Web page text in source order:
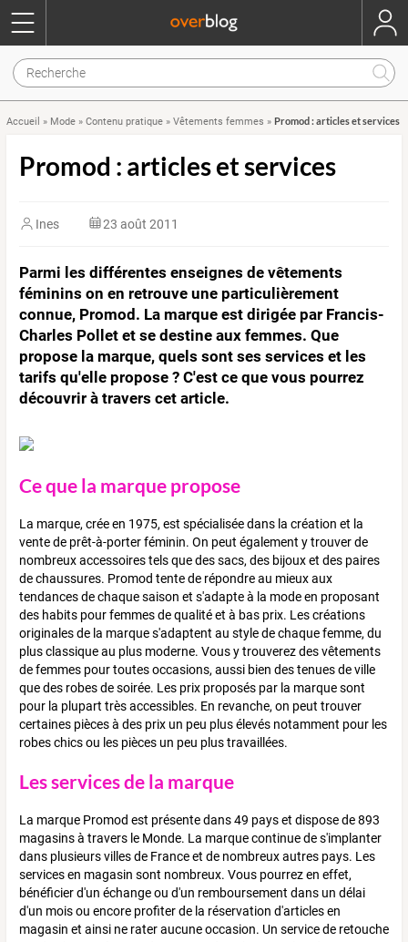
Accueil » Mode » Contenu pratique » Vêtements femmes » Promod : articles et services
Promod : articles et services
Ines 23 août 2011
Parmi les différentes enseignes de vêtements
féminins on en retrouve une particulièrement
connue, Promod. La marque est dirigée par Francis-
Charles Pollet et se destine aux femmes. Que
propose la marque, quels sont ses services et les
tarifs qu'elle propose ? C'est ce que vous pourrez
découvrir à travers cet article.
Ce que la marque propose
La marque, crée en 1975, est spécialisée dans la création et la
vente de prêt-à-porter féminin. On peut également y trouver de
nombreux accessoires tels que des sacs, des bijoux et des paires
de chaussures. Promod tente de répondre au mieux aux
tendances de chaque saison et s'adapte à la mode en proposant
des habits pour femmes de qualité et à bas prix. Les créations
originales de la marque s'adaptent au style de chaque femme, du
plus classique au plus moderne. Vous y trouverez des vêtements
de femmes pour toutes occasions, aussi bien des tenues de ville
que des robes de soirée. Les prix proposés par la marque sont
pour la plupart très accessibles. En revanche, on peut trouver
certaines pièces à des prix un peu plus élevés notamment pour les
robes chics ou les pièces un peu plus travaillées.
Les services de la marque
La marque Promod est présente dans 49 pays et dispose de 893
magasins à travers le Monde. La marque continue de s'implanter
dans plusieurs villes de France et de nombreux autres pays. Les
services en magasin sont nombreux. Vous pourrez en effet,
bénéficier d'un échange ou d'un remboursement dans un délai
d'un mois ou encore profiter de la réservation d'articles en
magasin et ainsi ne rater aucune occasion. Un service de retouche